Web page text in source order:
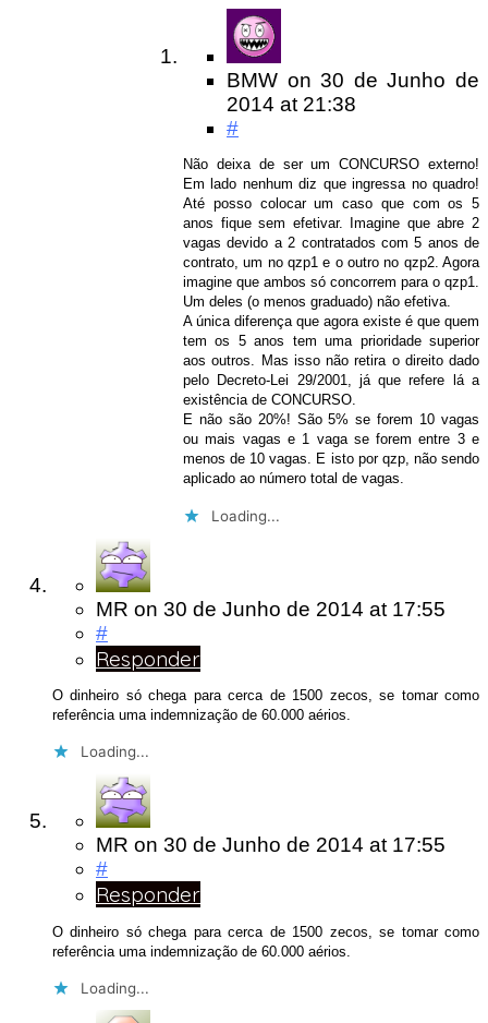
BMW on30 de Junho de
2014 at 21:38
#
Não deixa de ser um CONCURSO externo!
Em lado nenhum diz que ingressa no quadro!
Até posso colocar um caso que com os 5
anos fique sem efetivar. Imagine que abre 2
vagas devido a 2 contratados com 5 anos de
contrato, um no qzp1 e o outro no qzp2. Agora
imagine que ambos só concorrem para o qzp1.
Um deles (o menos graduado) não efetiva.
A única diferença que agora existe é que quem
tem os 5 anos tem uma prioridade superior
aos outros. Mas isso não retira o direito dado
pelo Decreto-Lei 29/2001, já que refere lá a
existência de CONCURSO.
E não são 20%! São 5% se forem 10 vagas
ou mais vagas e 1 vaga se forem entre 3 e
menos de 10 vagas. E isto por qzp, não sendo
aplicado ao número total de vagas.
Loading...
MR on 30 de Junho de 2014 at 17:55
#
Responder
O dinheiro só chega para cerca de 1500 zecos, se tomar como
referência uma indemnização de 60.000 aérios.
Loading...
MR on 30 de Junho de 2014 at 17:55
#
Responder
O dinheiro só chega para cerca de 1500 zecos, se tomar como
referência uma indemnização de 60.000 aérios.
Loading...